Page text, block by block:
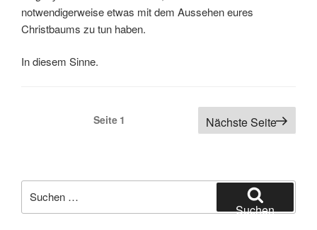
notwendigerweise etwas mit dem Aussehen eures
Christbaums zu tun haben.
In diesem Sinne.
Seitennummerierung
Seite 1 Nächste Seite
nach:
Suchen